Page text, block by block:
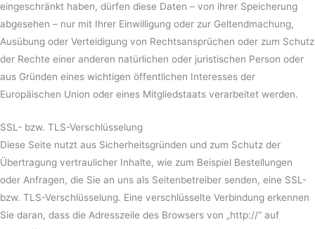
eingeschränkt haben, dürfen diese Daten – von ihrer Speicherung
abgesehen – nur mit Ihrer Einwilligung oder zur Geltendmachung,
Ausübung oder Verteidigung von Rechtsansprüchen oder zum Schutz
der Rechte einer anderen natürlichen oder juristischen Person oder
aus Gründen eines wichtigen öffentlichen Interesses der
Europäischen Union oder eines Mitgliedstaats verarbeitet werden.
SSL- bzw. TLS-Verschlüsselung
Diese Seite nutzt aus Sicherheitsgründen und zum Schutz der
Übertragung vertraulicher Inhalte, wie zum Beispiel Bestellungen
oder Anfragen, die Sie an uns als Seitenbetreiber senden, eine SSL-
bzw. TLS-Verschlüsselung. Eine verschlüsselte Verbindung erkennen
Sie daran, dass die Adresszeile des Browsers von „http://“ auf